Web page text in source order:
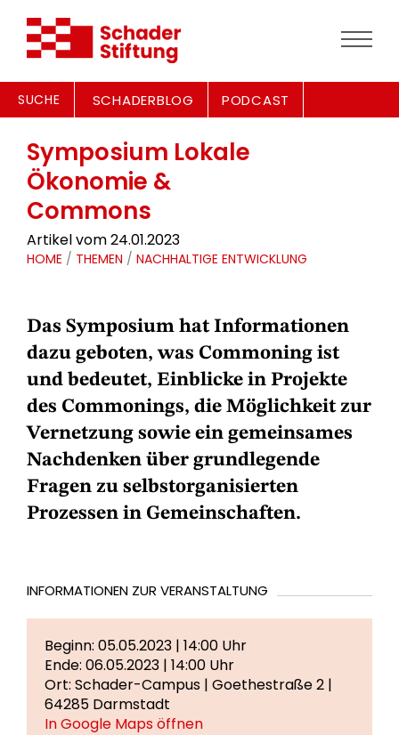
SUCHE SCHADERBLOG PODCAST
Symposium Lokale
Ökonomie &
Commons
Artikel vom 24.01.2023
HOME / THEMEN / NACHHALTIGE ENTWICKLUNG
Das Symposium hat Informationen
dazu geboten, was Commoning ist
und bedeutet, Einblicke in Projekte
des Commonings, die Möglichkeit zur
Vernetzung sowie ein gemeinsames
Nachdenken über grundlegende
Fragen zu selbstorganisierten
Prozessen in Gemeinschaften.
INFORMATIONEN ZUR VERANSTALTUNG
Beginn: 05.05.2023 | 14:00 Uhr
Ende: 06.05.2023 | 14:00 Uhr
Ort: Schader-Campus | Goethestraße 2 |
64285 Darmstadt
In Google Maps öffnen